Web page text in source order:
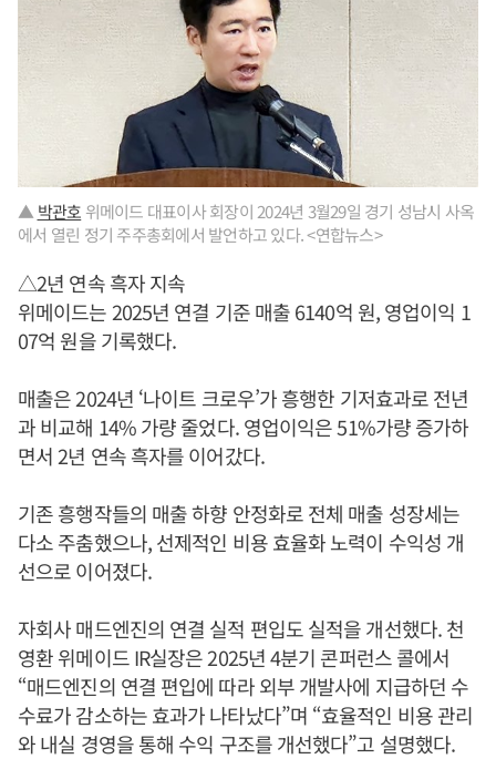
▲ 박관호 위메이드 대표이사 회장이 2024년 3월29일 경기 성남시 사옥
에서 열린 정기 주주총회에서 발언하고 있다. <연합뉴스>
△2년 연속 흑자 지속
위메이드는 2025년 연결 기준 매출 6140억 원, 영업이익 1
07억 원을 기록했다.
매출은 2024년 ‘나이트 크로우’가 흥행한 기저효과로 전년
과 비교해 14% 가량 줄었다. 영업이익은 51%가량 증가하
면서 2년 연속 흑자를 이어갔다.
기존 흥행작들의 매출 하향 안정화로 전체 매출 성장세는
다소 주춤했으나, 선제적인 비용 효율화 노력이 수익성 개
선으로 이어졌다.
자회사 매드엔진의 연결 실적 편입도 실적을 개선했다. 천
영환 위메이드 IR실장은 2025년 4분기 콘퍼런스 콜에서
“매드엔진의 연결 편입에 따라 외부 개발사에 지급하던 수
수료가 감소하는 효과가 나타났다”며 “효율적인 비용 관리
와 내실 경영을 통해 수익 구조를 개선했다”고 설명했다.